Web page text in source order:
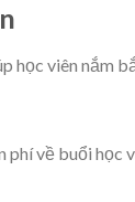
viên nắm
về buổi học